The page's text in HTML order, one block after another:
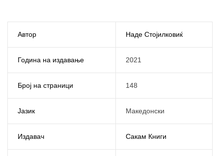
Автор Наде Стојилковиќ
Година на издавање 2021
Број на страници 148
Јазик Македонски
Издавач Сакам Книги